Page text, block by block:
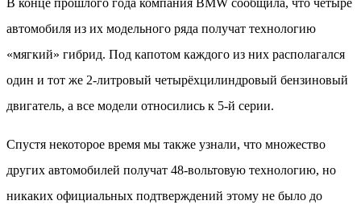
автомобиля из их модельного ряда получат технологию
«мягкий» гибрид. Под капотом каждого из них располагался
один и тот же 2-литровый четырёхцилиндровый бензиновый
двигатель, а все модели относились к 5-й серии.
Спустя некоторое время мы также узнали, что множество
других автомобилей получат 48-вольтовую технологию, но
никаких официальных подтверждений этому не было до